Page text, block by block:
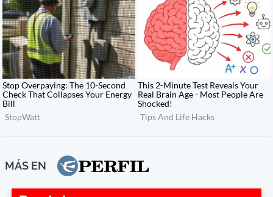
MÁS EN